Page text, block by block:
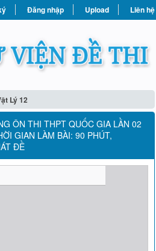
Đăng nhập Upload Liên hệ
Lý 12
ÔN THI THPT QUỐC GIA LẦN 02
GIAN LÀM BÀI: 90 PHÚT,
ĐỀ